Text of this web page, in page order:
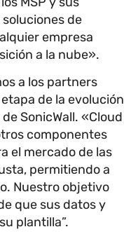
de
empresa
a la nube».
a los partners
de la evolución
SonicWall. «Cloud
componentes
el mercado de las
permitiendo a
Nuestro objetivo
que sus datos y
plantilla”.